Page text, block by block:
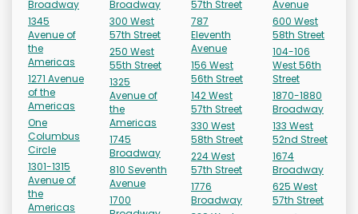
Broadway
1345
Avenue of
the
Americas
1271 Avenue
of the
Americas
One
Columbus
Circle
1301-1315
Avenue of
the
Americas
Broadway
300 West
57th Street
250 West
55th Street
1325
Avenue of
the
Americas
1745
Broadway
810 Seventh
Avenue
1700
57th Street
787
Eleventh
Avenue
156 West
56th Street
142 West
57th Street
330 West
58th Street
224 West
57th Street
1776
Broadway
Avenue
600 West
58th Street
104-106
West 56th
Street
1870-1880
Broadway
133 West
52nd Street
1674
Broadway
625 West
57th Street